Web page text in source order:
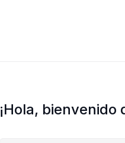
¡Hola, bienvenido